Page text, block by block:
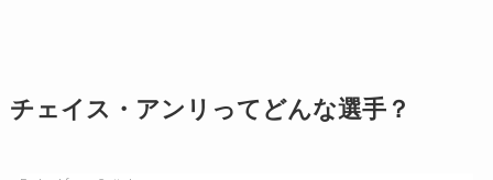
チェイス・アンリってどんな選手？